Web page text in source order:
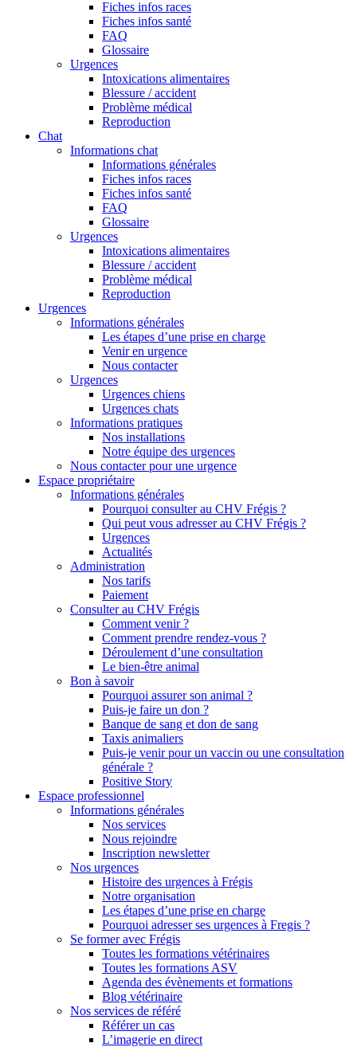
Fiches infos races
Fiches infos santé
FAQ
Glossaire
Urgences
Intoxications alimentaires
Blessure / accident
Problème médical
Reproduction
Chat
Informations chat
Informations générales
Fiches infos races
Fiches infos santé
FAQ
Glossaire
Urgences
Intoxications alimentaires
Blessure / accident
Problème médical
Reproduction
Urgences
Informations générales
Les étapes d’une prise en charge
Venir en urgence
Nous contacter
Urgences
Urgences chiens
Urgences chats
Informations pratiques
Nos installations
Notre équipe des urgences
Nous contacter pour une urgence
Espace propriétaire
Informations générales
Pourquoi consulter au CHV Frégis ?
Qui peut vous adresser au CHV Frégis ?
Urgences
Actualités
Administration
Nos tarifs
Paiement
Consulter au CHV Frégis
Comment venir ?
Comment prendre rendez-vous ?
Déroulement d’une consultation
Le bien-être animal
Bon à savoir
Pourquoi assurer son animal ?
Puis-je faire un don ?
Banque de sang et don de sang
Taxis animaliers
Puis-je venir pour un vaccin ou une consultation
générale ?
Positive Story
Espace professionnel
Informations générales
Nos services
Nous rejoindre
Inscription newsletter
Nos urgences
Histoire des urgences à Frégis
Notre organisation
Les étapes d’une prise en charge
Pourquoi adresser ses urgences à Fregis ?
Se former avec Frégis
Toutes les formations vétérinaires
Toutes les formations ASV
Agenda des évènements et formations
Blog vétérinaire
Nos services de référé
Référer un cas
L’imagerie en direct